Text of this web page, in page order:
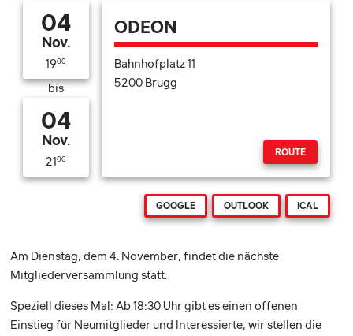
Am Dienstag, dem 4. November, findet die nächste
Mitgliederversammlung statt.
Speziell dieses Mal: Ab 18:30 Uhr gibt es einen offenen
Einstieg für Neumitglieder und Interessierte, wir stellen die
04
Nov.
1900
bis
04
Nov.
2100
ODEON
Bahnhofplatz 11
5200 Brugg
ROUTE
GOOGLE OUTLOOK ICAL